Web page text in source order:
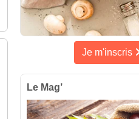
Je m'inscris
Le Mag’